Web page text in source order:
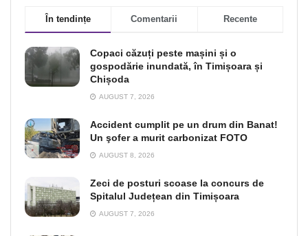
În tendințe Comentarii Recente
Copaci căzuți peste mașini și o
gospodărie inundată, în Timișoara și
Chișoda
AUGUST 7, 2026
Accident cumplit pe un drum din Banat!
Un şofer a murit carbonizat FOTO
AUGUST 8, 2026
Zeci de posturi scoase la concurs de
Spitalul Județean din Timișoara
AUGUST 7, 2026